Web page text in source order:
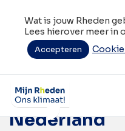
Wat is jouw Rheden
Lees hierover meer in
Accepteren
Wat is jouw Rheden
Tag:
Zero Waste
Nederland